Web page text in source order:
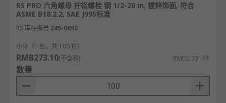
RS PRO 六角螺母 拧松螺栓 钢 1/2-20 in, 镀锌饰面, 符合
ASME B18.2.2, SAE J995标准
RS 库存编号 245-0692
小计（1 包，共 100 件）
RMB273.10(不含税) RMB2.731/件
数量